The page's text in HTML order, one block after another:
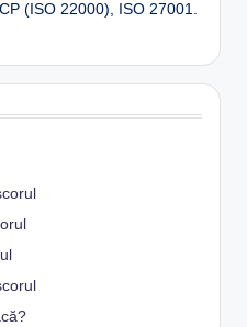
(ISO 22000), ISO 27001.